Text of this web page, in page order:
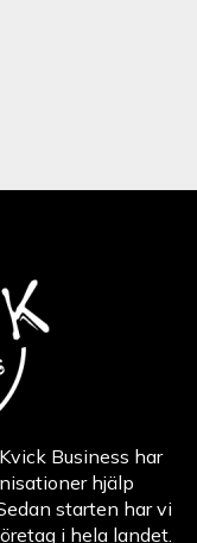
Business har
hjälp
starten har vi
i hela landet.